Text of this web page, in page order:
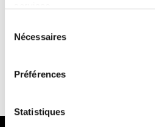
Nécessaires
Préférences
Statistiques
RETURNS & EXCHANGES